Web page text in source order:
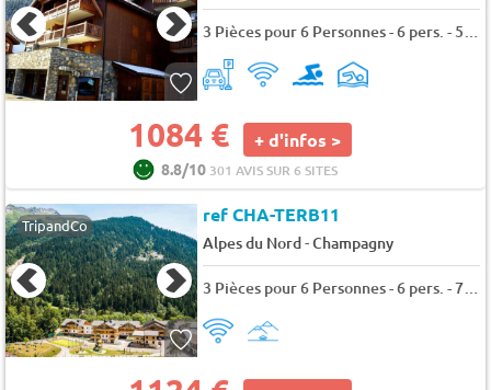
3 Pièces pour 6 Personnes - 6 pers. - 58m2 - TV
1084 € + d'infos >
8.8/10 301 AVIS SUR 6 SITES
TripandCo ref CHA-TERB11
Alpes du Nord-Champagny
3 Pièces pour 6 Personnes - 6 pers. - 75m2 - TV